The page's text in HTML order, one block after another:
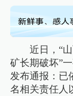
近日，“
矿长期破坏”
发布通报：已
名相关责任人